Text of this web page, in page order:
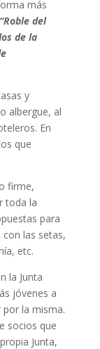
más
“Roble del
de la
y
albergue, al
En
que
firme,
toda la
para
las setas,
etc.
la Junta
jóvenes a
la misma.
socios que
Junta,